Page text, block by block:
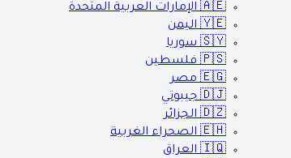
🇦🇪 الإمارات العربية المتحدة
🇾🇪 اليمن
🇸🇾 سوريا
🇵🇸 فلسطين
🇪🇬 مصر
🇩🇯 جيبوتي
🇩🇿 الجزائر
🇪🇭 الصحراء الغربية
🇮🇶 العراق